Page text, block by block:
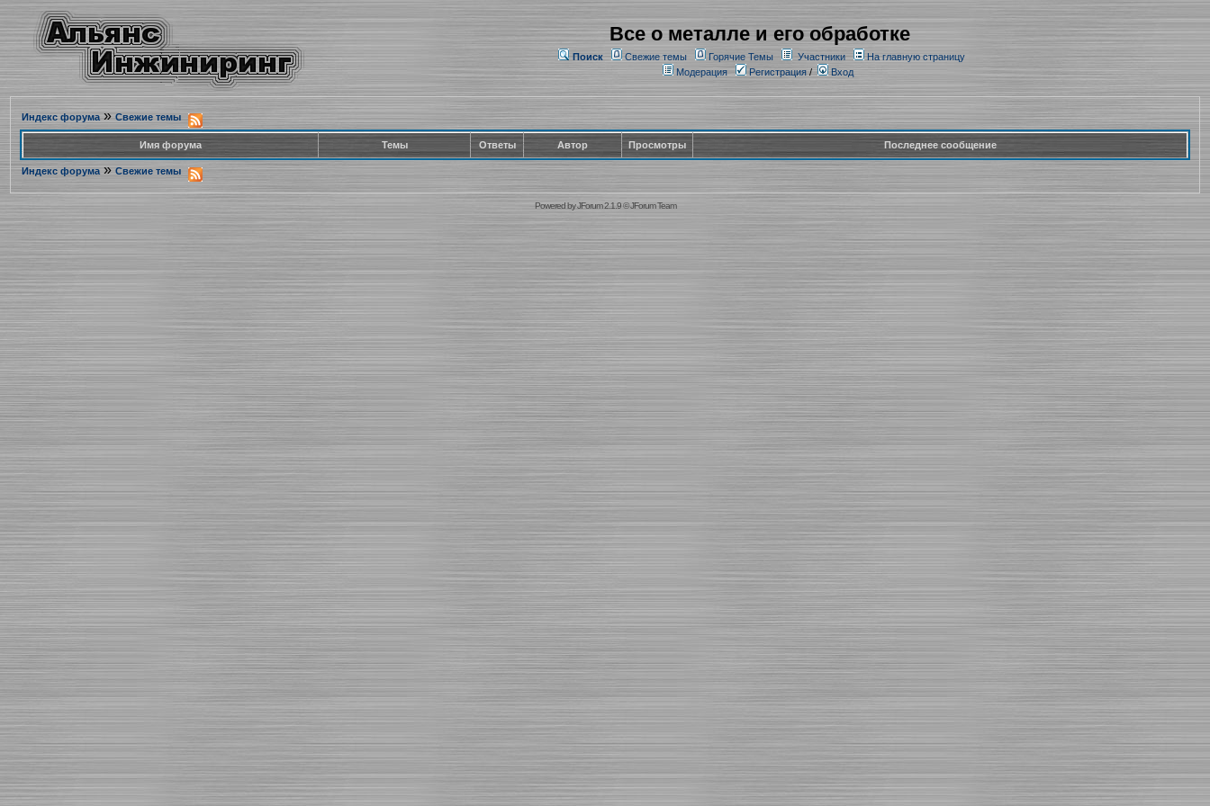
Все о металле и его обработке
Поиск Свежие темы Горячие Темы Участники
На главную страницу
Модерация
Регистрация/ Вход
Индекс форума» Свежие темы
Имя форума Темы Ответы Автор Просмотры Последнее сообщение
Индекс форума » Свежие темы
Powered byJForum 2.1.9©JForum Team